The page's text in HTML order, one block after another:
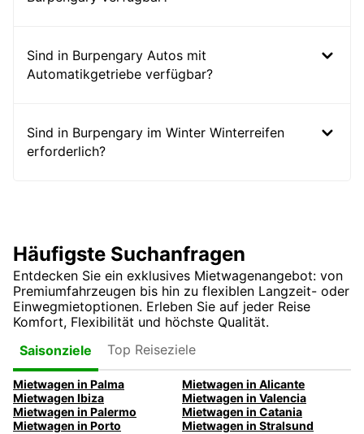
Sind in Burpengary Autos mit
Automatikgetriebe verfügbar?
Sind in Burpengary im Winter Winterreifen
erforderlich?
Häufigste Suchanfragen
Entdecken Sie ein exklusives Mietwagenangebot: von
Premiumfahrzeugen bis hin zu flexiblen Langzeit- oder
Einwegmietoptionen. Erleben Sie auf jeder Reise
Komfort, Flexibilität und höchste Qualität.
Saisonziele
Top Reiseziele
Mietwagen in Palma
Mietwagen in Alicante
Mietwagen Ibiza
Mietwagen in Valencia
Mietwagen in Palermo
Mietwagen in Catania
Mietwagen in Porto
Mietwagen in Stralsund